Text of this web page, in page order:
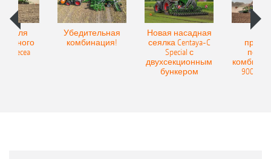
для
точного
Precea
Убедительная
комбинация!
Новая насадная
сеялка Centaya-C
Special с
двухсекционным
бункером
9004-